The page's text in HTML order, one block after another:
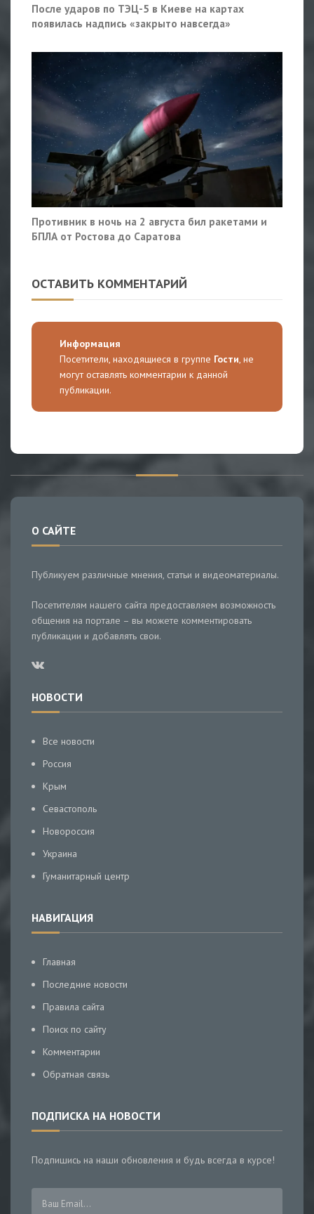
После ударов по ТЭЦ-5 в Киеве на картах
появилась надпись «закрыто навсегда»
Противник в ночь на 2 августа бил ракетами и
БПЛА от Ростова до Саратова
ОСТАВИТЬ КОММЕНТАРИЙ
Информация
Посетители, находящиеся в группе Гости , не
могут оставлять комментарии к данной
публикации.
О САЙТЕ
Публикуем различные мнения, статьи и видеоматериалы.
Посетителям нашего сайта предоставляем возможность
общения на портале – вы можете комментировать
публикации и добавлять свои.
НОВОСТИ
Все новости
Россия
Крым
Севастополь
Новороссия
Украина
Гуманитарный центр
НАВИГАЦИЯ
Главная
Последние новости
Правила сайта
Поиск по сайту
Комментарии
Обратная связь
ПОДПИСКА НА НОВОСТИ
Подпишись на наши обновления и будь всегда в курсе!